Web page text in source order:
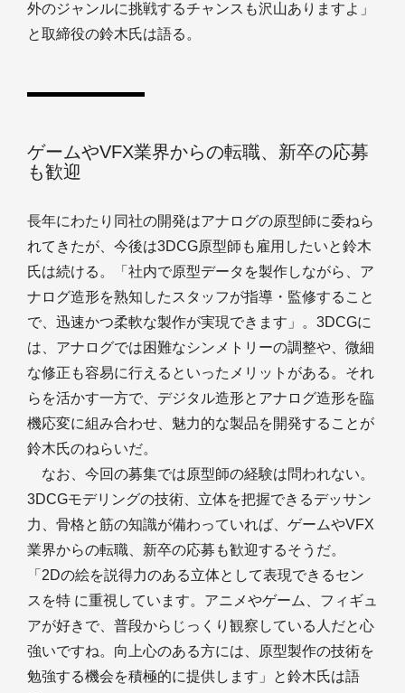
外のジャンルに挑戦するチャンスも沢山ありますよ」
と取締役の鈴木氏は語る。
ゲームやVFX業界からの転職、新卒の応募
も歓迎
長年にわたり同社の開発はアナログの原型師に委ねら
れてきたが、今後は3DCG原型師も雇用したいと鈴木
氏は続ける。「社内で原型データを製作しながら、ア
ナログ造形を熟知したスタッフが指導・監修すること
で、迅速かつ柔軟な製作が実現できます」。3DCGに
は、アナログでは困難なシンメトリーの調整や、微細
な修正も容易に行えるといったメリットがある。それ
らを活かす一方で、デジタル造形とアナログ造形を臨
機応変に組み合わせ、魅力的な製品を開発することが
鈴木氏のねらいだ。
なお、今回の募集では原型師の経験は問われない。
3DCGモデリングの技術、立体を把握できるデッサン
力、骨格と筋の知識が備わっていれば、ゲームやVFX
業界からの転職、新卒の応募も歓迎するそうだ。
「2Dの絵を説得力のある立体として表現できるセン
スを特 に重視しています。アニメやゲーム、フィギュ
アが好きで、普段からじっくり観察している人だと心
強いですね。向上心のある方には、原型製作の技術を
勉強する機会を積極的に提供します」と鈴木氏は語